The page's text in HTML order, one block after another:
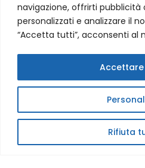
navigazione, offrirti pubblicità
personalizzati e analizzare il
“Accetta tutti”, acconsenti al
Rifiuta
Home
Studio
Professionisti
ature
Contatti